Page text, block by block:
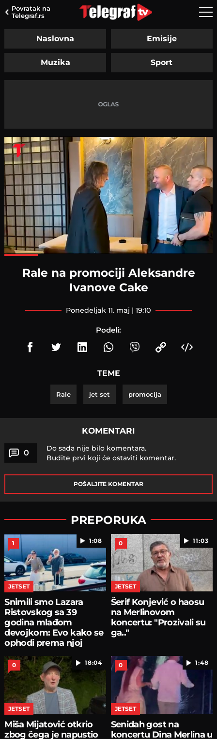
Povratak na
Telegraf.rs
Naslovna Emisije
Muzika Sport
Rale na promociji Aleksandre
Ivanove Cake
ponedeljak 11. maj | 19:10
Podeli:
TEME
Rale jet set promocija
KOMENTARI
0
Do sada nije bilo komentara.
Budite prvi koji će ostaviti komentar.
POŠALJITE KOMENTAR
PREPORUKA
1:08
1
JETSET
Snimili smo Lazara
Ristovskog sa 39
godina mlađom
devojkom: Evo kako se
ophodi prema njoj
11:03
0
JETSET
Šerif Konjević o haosu
na Merlinovom
koncertu: "Prozivali su
ga.."
18:04
0
JETSET
Miša Mijatović otkrio
zbog čega je napustio
1:48
0
JETSET
Senidah gost na
koncertu Dina Merlina u